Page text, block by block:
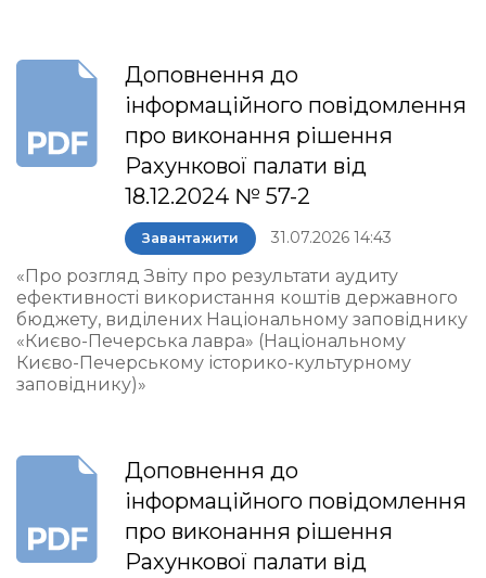
Доповнення до
інформаційного повідомлення
про виконання рішення
Рахункової палати від
18.12.2024 № 57-2
Завантажити 31.07.2026 14:43
«Про розгляд Звіту про результати аудиту
ефективності використання коштів державного
бюджету, виділених Національному заповіднику
«Києво-Печерська лавра» (Національному
Києво-Печерському історико-культурному
заповіднику)»
Доповнення до
інформаційного повідомлення
про виконання рішення
Рахункової палати від